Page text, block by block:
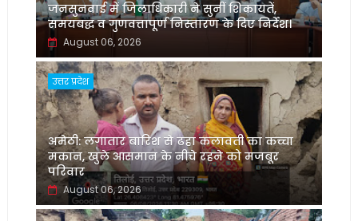
जनसुनवाई में जिलाधिकारी ने सुनीं शिकायतें,
समयबद्ध व गुणवत्तापूर्ण निस्तारण के दिए निर्देश।
August 06, 2026
उत्तर प्रदेश
अमेठी: लगातार बारिश से ढहा कलावती का कच्चा
मकान, खुले आसमान के नीचे रहने को मजबूर
परिवार
August 06, 2026